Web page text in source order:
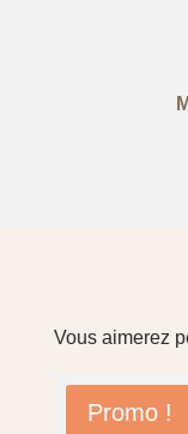
Vous aimerez
Promo !